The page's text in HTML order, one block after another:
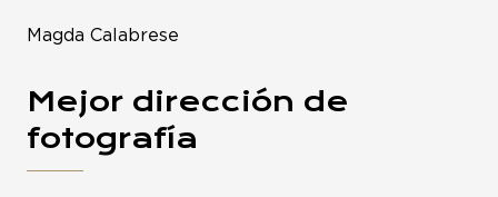
Magda Calabrese
Mejor dirección de
fotografía